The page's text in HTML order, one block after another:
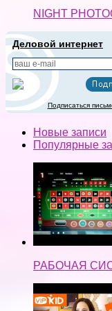
NIGHT
Деловой интернет
Подписаться
Новые записи
Популярные
РАБОЧАЯ